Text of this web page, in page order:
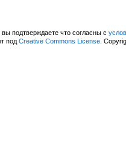
подтверждаете что согласны с
под Creative Commons License.